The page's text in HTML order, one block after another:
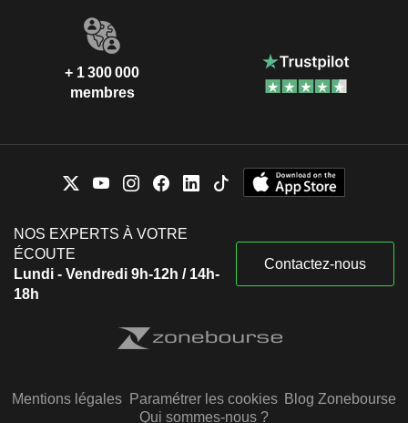
+ 1 300 000
membres
NOS EXPERTS À VOTRE
ÉCOUTE
Lundi - Vendredi 9h-12h / 14h-
18h
Contactez-nous
Mentions légales Paramétrer les cookies Blog Zonebourse
Qui sommes-nous ?